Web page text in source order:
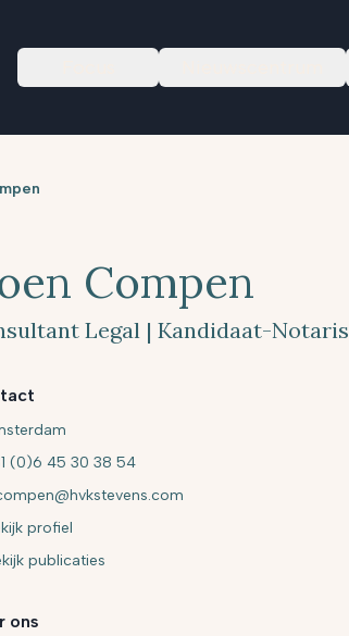
Compen
Legal | Kandidaat-Notaris
(0)6 45 30 38 54
profiel
publicaties
ons